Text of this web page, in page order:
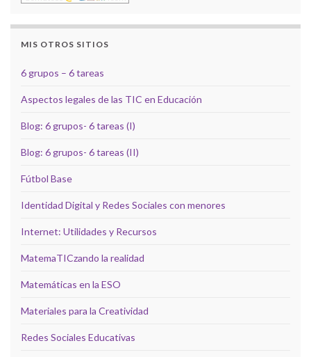
MIS OTROS SITIOS
6 grupos – 6 tareas
Aspectos legales de las TIC en Educación
Blog: 6 grupos- 6 tareas (I)
Blog: 6 grupos- 6 tareas (II)
Fútbol Base
Identidad Digital y Redes Sociales con menores
Internet: Utilidades y Recursos
MatemaTICzando la realidad
Matemáticas en la ESO
Materiales para la Creatividad
Redes Sociales Educativas